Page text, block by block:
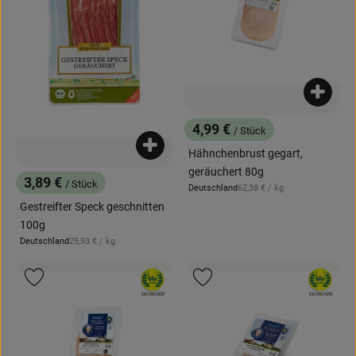
, Preis:
3,89 € / Stück
Gestreifter Speck geschnitten
100g
, Herkunft:
Deutschland, Referenzpreis:
25,93 € / kg
Produkt zum Warenkorb hinzufügen
, Preis:
4,99 € / Stück
Hähnchenbrust gegart,
geräuchert 80g
, Herkunft:
Deutschland, Referenzpreis:
62,38 € / kg
, Verband:
, Kontrollstelle:
DE-ÖKO-039
Produkt zu Favouriten hinzufügen
, Verband:
, Kontrollstelle:
DE-ÖKO-039
Produkt zu Favouriten hinzufügen